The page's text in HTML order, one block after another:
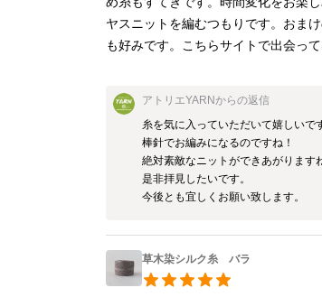
さくら染の色は顔色を美しくみせます。
ヤスニットを編むつもりです。おま
も好みです。こちらサイトで出会っ
アトリエYARNからの返信
糸を気に入っていただいて嬉しいで
棒針でお編みになるのですね！
絶対素敵なニットができあがります
是非拝見したいです。
今後とも宜しくお願い致します。
草木染シルク糸 バラ